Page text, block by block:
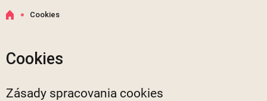
DomovCookies
Cookies
Zásady spracovania cookies